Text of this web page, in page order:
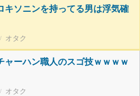
キソニンを持ってる男は浮気確
オタク
ャーハン職人のスゴ技ｗｗｗｗ
オタク